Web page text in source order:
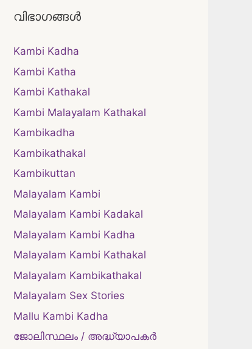
വിഭാഗങ്ങൾ
Kambi Kadha
Kambi Katha
Kambi Kathakal
Kambi Malayalam Kathakal
Kambikadha
Kambikathakal
Kambikuttan
Malayalam Kambi
Malayalam Kambi Kadakal
Malayalam Kambi Kadha
Malayalam Kambi Kathakal
Malayalam Kambikathakal
Malayalam Sex Stories
Mallu Kambi Kadha
ജോലിസ്ഥലം / അദ്ധ്യാപകർ